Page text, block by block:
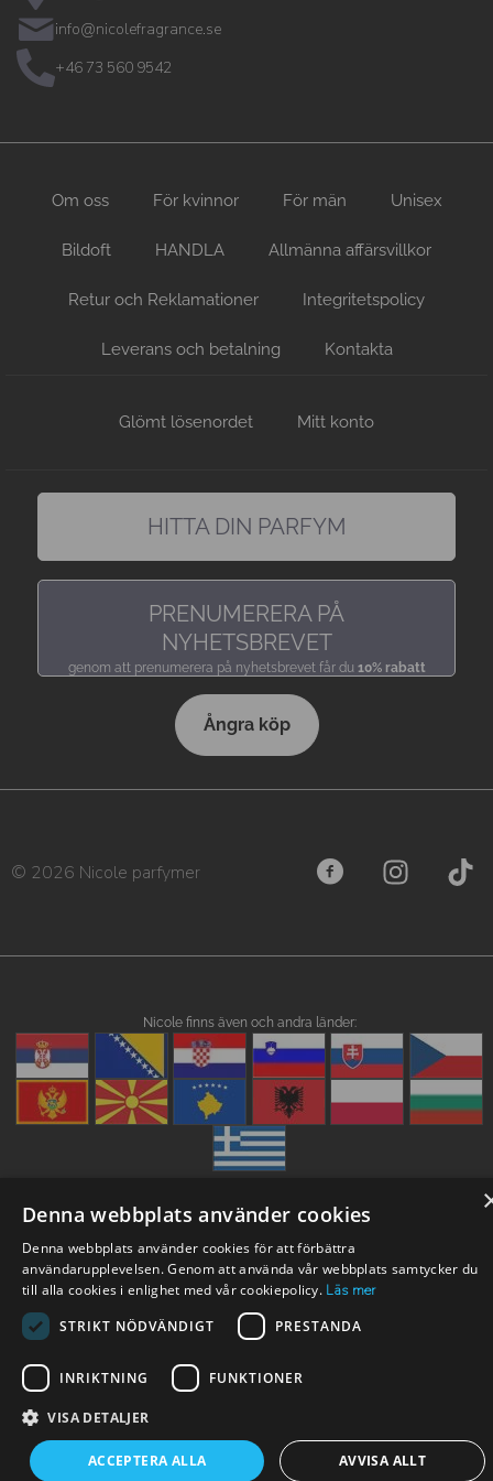
info@nicolefragrance.se
+46 73 560 9542
Om oss För kvinnor För män Unisex
Bildoft HANDLA Allmänna affärsvillkor
Retur och Reklamationer Integritetspolicy
Leverans och betalning Kontakta
Glömt lösenordet Mitt konto
HITTA DIN PARFYM
PRENUMERERA PÅ
NYHETSBREVET
genom att prenumerera på nyhetsbrevet får du 10% rabatt
Ångra köp
© 2026 Nicole parfymer
Nicole finns även och andra länder:
Denna webbplats använder cookies
Denna webbplats använder cookies för att förbättra
användarupplevelsen. Genom att använda vår webbplats samtycker du
till alla cookies i enlighet med vår cookiepolicy. Läs mer
STRIKT NÖDVÄNDIGT PRESTANDA
INRIKTNING FUNKTIONER
VISA DETALJER
ACCEPTERA ALLA AVVISA ALLT